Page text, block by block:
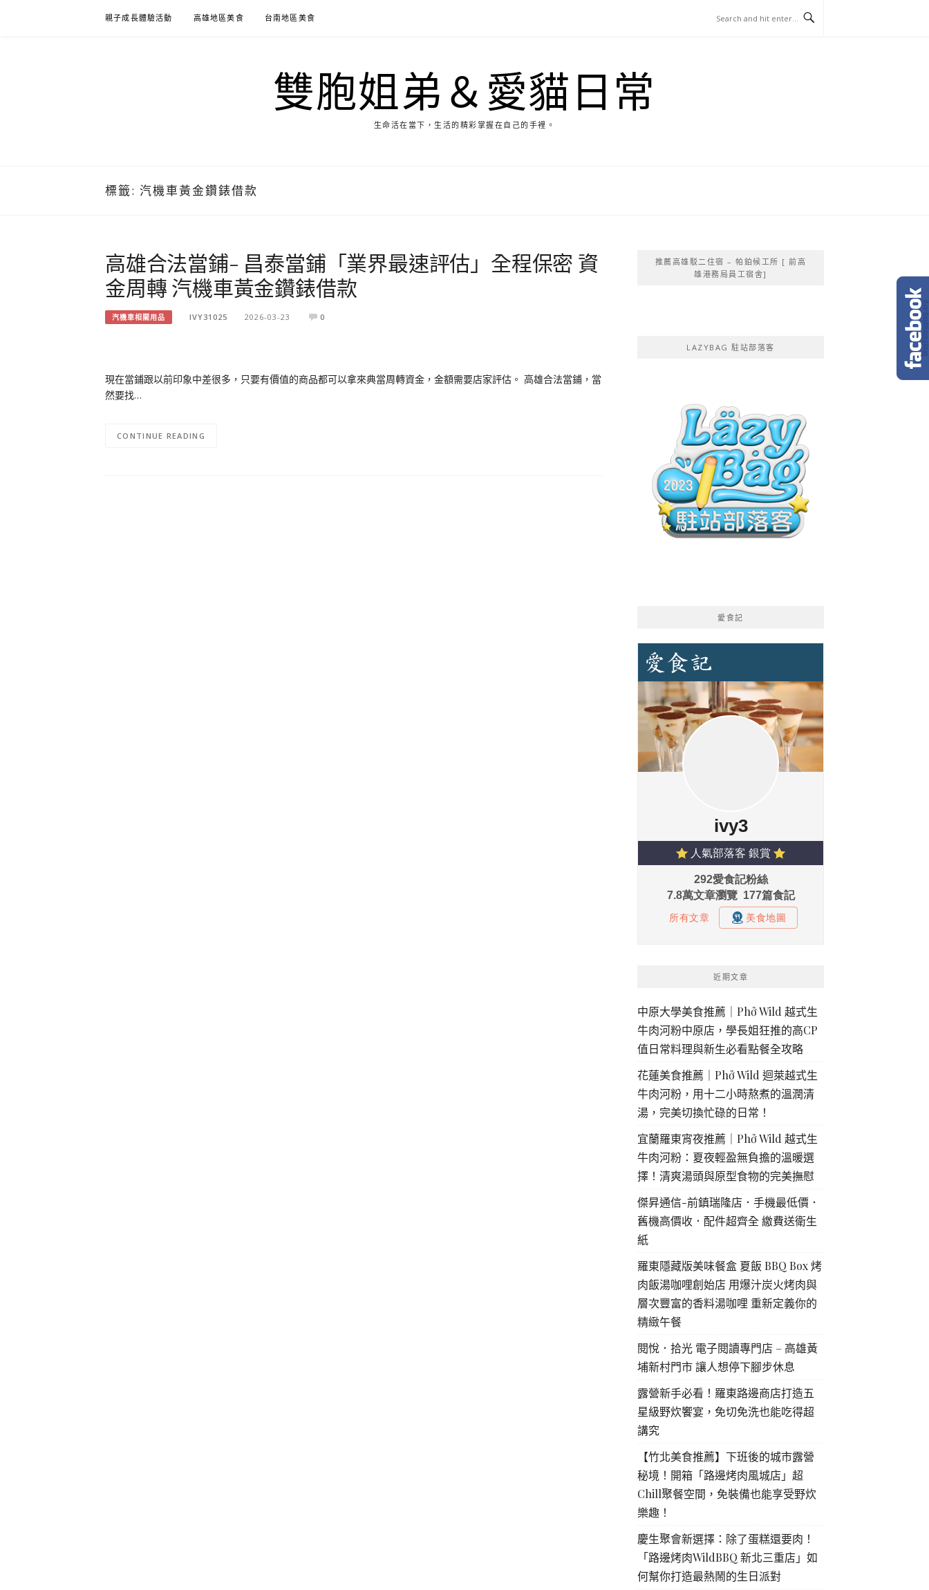
親子成長體驗活動 高雄地區美食 台南地區美食
雙胞姐弟＆愛貓日常
生命活在當下，生活的精彩掌握在自己的手裡。
標籤: 汽機車黃金鑽錶借款
高雄合法當鋪- 昌泰當鋪「業界最速評估」全程保密 資
金周轉 汽機車黃金鑽錶借款
汽機車相關用品 IVY31025 2026-03-23 0
現在當鋪跟以前印象中差很多，只要有價值的商品都可以拿來典當周轉資金，金額需要店家評估。 高雄合法當鋪，當
然要找…
CONTINUE READING
推薦高雄駁二住宿 – 帕鉑候工所 [ 前高
雄港務局員工宿舍]
LAZYBAG 駐站部落客
愛食記
近期文章
中原大學美食推薦｜Phở Wild 越式生
牛肉河粉中原店，學長姐狂推的高CP
值日常料理與新生必看點餐全攻略
花蓮美食推薦｜Phở Wild 迴萊越式生
牛肉河粉，用十二小時熬煮的溫潤清
湯，完美切換忙碌的日常！
宜蘭羅東宵夜推薦｜Phở Wild 越式生
牛肉河粉：夏夜輕盈無負擔的溫暖選
擇！清爽湯頭與原型食物的完美撫慰
傑昇通信-前鎮瑞隆店．手機最低價．
舊機高價收．配件超齊全 繳費送衛生
紙
羅東隱藏版美味餐盒 夏飯 BBQ Box 烤
肉飯湯咖哩創始店 用爆汁炭火烤肉與
層次豐富的香料湯咖哩 重新定義你的
精緻午餐
閱悅．拾光 電子閱讀專門店 – 高雄黃
埔新村門市 讓人想停下腳步休息
露營新手必看！羅東路邊商店打造五
星級野炊饗宴，免切免洗也能吃得超
講究
【竹北美食推薦】下班後的城市露營
秘境！開箱「路邊烤肉風城店」超
Chill聚餐空間，免裝備也能享受野炊
樂趣！
慶生聚會新選擇：除了蛋糕還要肉！
「路邊烤肉WildBBQ 新北三重店」如
何幫你打造最熱鬧的生日派對